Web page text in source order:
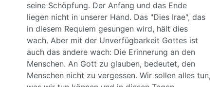
seine Schöpfung. Der Anfang und das Ende
liegen nicht in unserer Hand. Das "Dies Irae", das
in diesem Requiem gesungen wird, hält dies
wach. Aber mit der Unverfügbarkeit Gottes ist
auch das andere wach: Die Erinnerung an den
Menschen. An Gott zu glauben, bedeutet, den
Menschen nicht zu vergessen. Wir sollen alles tun,